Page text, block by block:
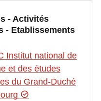
- Activités
- Etablissements
Institut national de
et des études
du Grand-Duché